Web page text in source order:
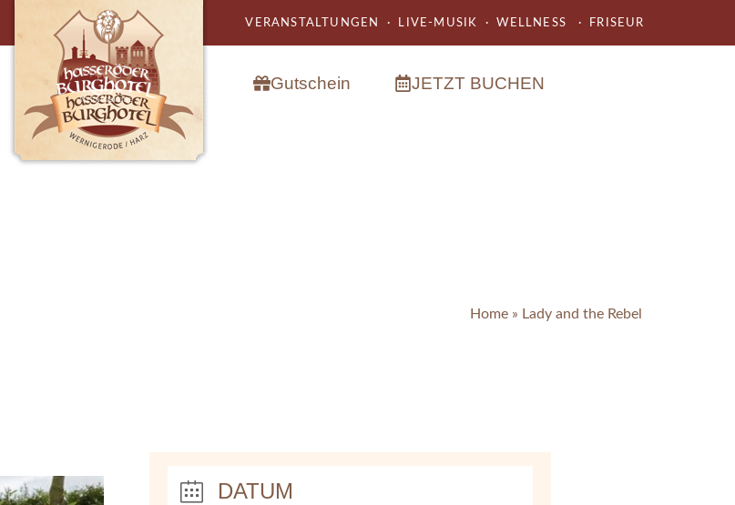
VERANSTALTUNGEN · LIVE-MUSIK · WELLNESS · FRISEUR
Gutschein JETZT BUCHEN
Home » Lady and the Rebel
DATUM